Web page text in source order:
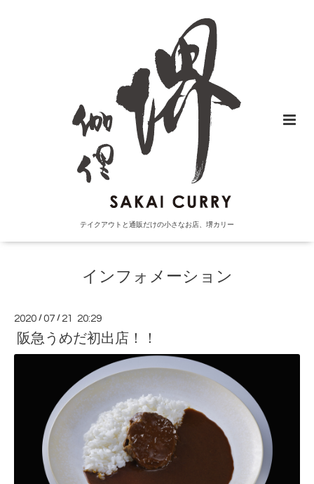
テイクアウトと通販だけの小さなお店、堺カリー
インフォメーション
2020 /07 / 21 20:29
阪急うめだ初出店！！